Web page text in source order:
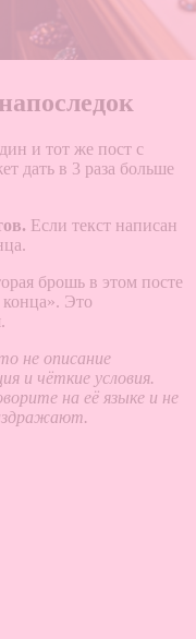
и тот же пост с
дать в 3 раза больше
Если текст написан
брошь в этом посте
Это
не описание
и чёткие условия.
на её языке и не